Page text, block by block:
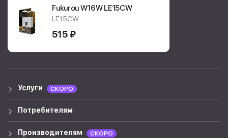
Fukurou W16WLE15CW
LE15CW
515 ₽
Услуги СКОРО
Потребителям
Производителям СКОРО